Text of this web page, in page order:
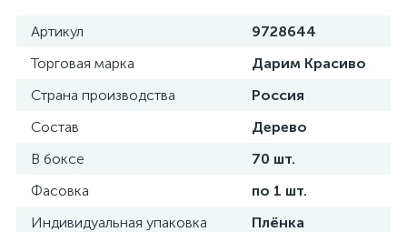
Артикул
9728644
Торговая марка
Дарим Красиво
Страна производства
Россия
Состав
Дерево
В боксе
70 шт.
Фасовка
по 1 шт.
Индивидуальная упаковка
Плёнка